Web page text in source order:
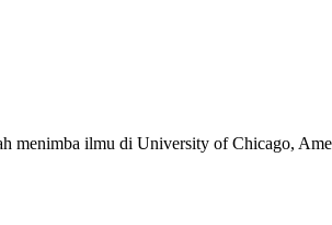
ilmu di University of Chicago,